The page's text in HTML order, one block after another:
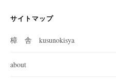
サイトマップ
樟 舎 kusunokisya
about